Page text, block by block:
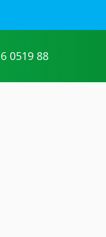
0519 88